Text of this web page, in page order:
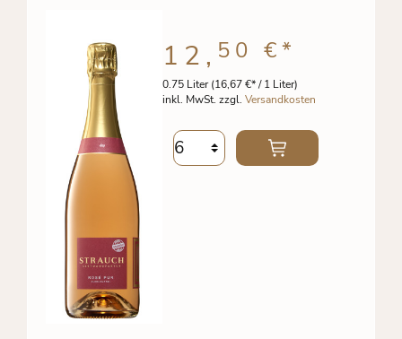
0.75 Liter(16,67 €* / 1 Liter)
inkl. MwSt. zzgl. Versandkosten
12, 50 €*